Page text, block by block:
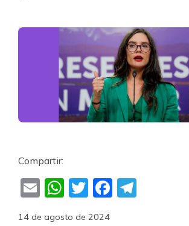
Compartir:
EmailWhatsApp
TwitterFacebook
14 de agosto de 2024